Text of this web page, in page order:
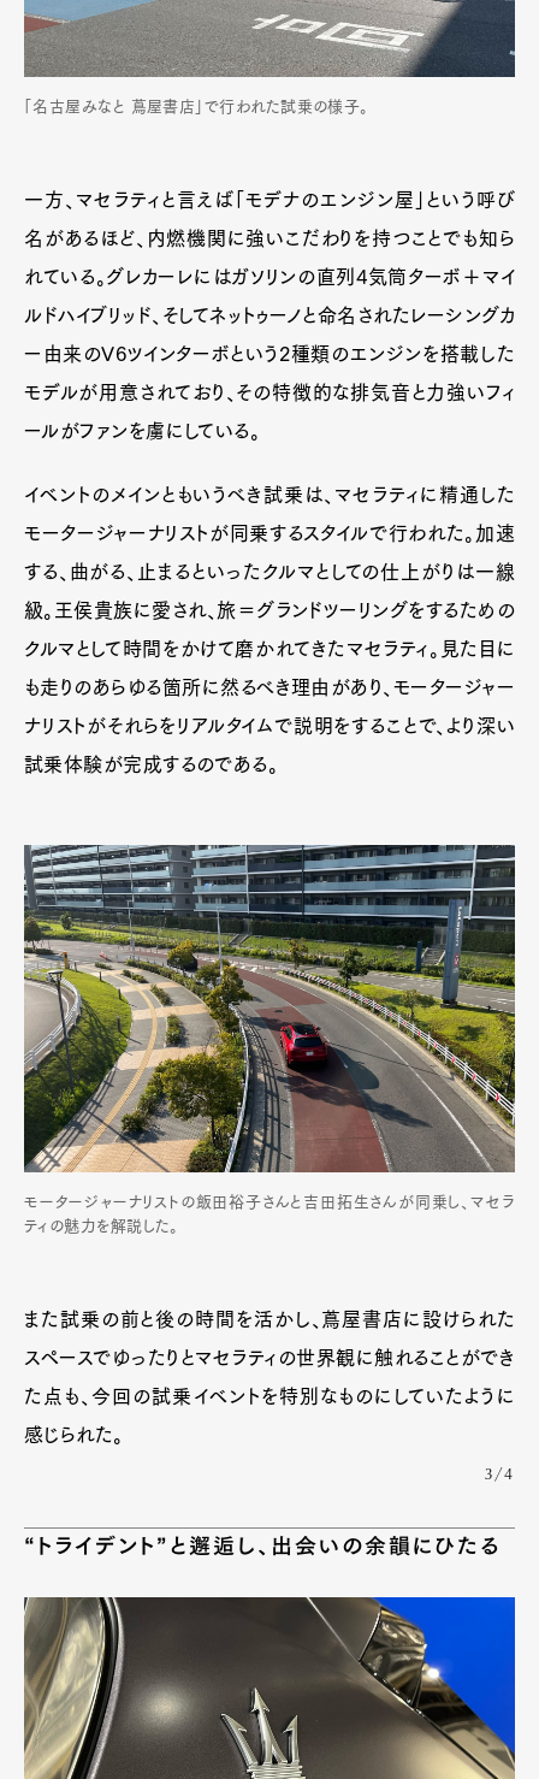
「名古屋みなと 蔦屋書店」で行われた試乗の様子。
一方、マセラティと言えば「モデナのエンジン屋」という呼び
名があるほど、内燃機関に強いこだわりを持つことでも知ら
れている。グレカーレにはガソリンの直列4気筒ターボ＋マイ
ルドハイブリッド、そしてネットゥーノと命名されたレーシングカ
ー由来のV6ツインターボという2種類のエンジンを搭載した
モデルが用意されており、その特徴的な排気音と力強いフィ
ールがファンを虜にしている。
イベントのメインともいうべき試乗は、マセラティに精通した
モータージャーナリストが同乗するスタイルで行われた。加速
する、曲がる、止まるといったクルマとしての仕上がりは一線
級。王侯貴族に愛され、旅＝グランドツーリングをするための
クルマとして時間をかけて磨かれてきたマセラティ。見た目に
も走りのあらゆる箇所に然るべき理由があり、モータージャー
ナリストがそれらをリアルタイムで説明をすることで、より深い
試乗体験が完成するのである。
モータージャーナリストの飯田裕子さんと吉田拓生さんが同乗し、マセラ
ティの魅力を解説した。
また試乗の前と後の時間を活かし、蔦屋書店に設けられた
スペースでゆったりとマセラティの世界観に触れることができ
た点も、今回の試乗イベントを特別なものにしていたように
感じられた。
3/4
“トライデント”と邂逅し、出会いの余韻にひたる